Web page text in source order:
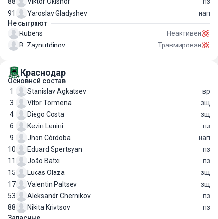
91
Yaroslav Gladyshev
нап
Не сыграют
Rubens
Неактивен
B. Zaynutdinov
Травмирован
Краснодар
Основной состав
1
Stanislav Agkatsev
вр
3
Vítor Tormena
зщ
4
Diego Costa
зщ
6
Kevin Lenini
пз
9
Jhon Córdoba
нап
10
Eduard Spertsyan
пз
11
João Batxi
пз
15
Lucas Olaza
зщ
17
Valentin Paltsev
зщ
53
Aleksandr Chernikov
пз
88
Nikita Krivtsov
пз